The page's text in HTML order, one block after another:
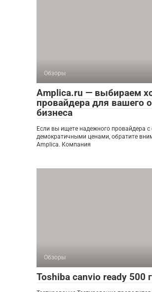
Обзоры
Amplica.ru — выбираем
провайдера для вашего
бизнеса
Если вы ищете надежного провайдера с
демократичными ценами, обратите
Amplica. Компания
Обзоры
Toshiba canvio ready 500